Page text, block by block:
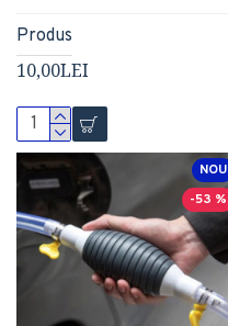
Produs
10,00LEI
NOU
-53 %